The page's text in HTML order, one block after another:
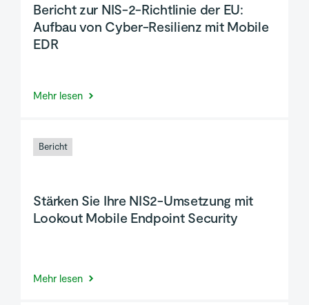
Bericht zur NIS-2-Richtlinie der EU:
Aufbau von Cyber-Resilienz mit Mobile
EDR
Mehr lesen
Bericht
Stärken Sie Ihre NIS2-Umsetzung mit
Lookout Mobile Endpoint Security
Mehr lesen